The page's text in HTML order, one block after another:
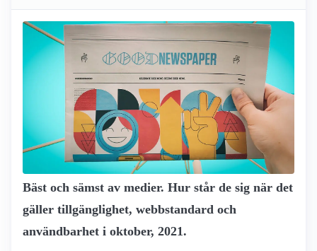
Bäst och sämst av medier. Hur står de sig när det
gäller tillgänglighet, webbstandard och
användbarhet i oktober, 2021.